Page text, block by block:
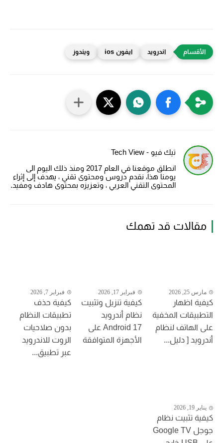
اندرويد ايفون ios ويندوز
تيك فيو - Tech View
انطلق موقعنا في العام 2017 ومنذ ذلك اليوم الى
يومنا هذا، نقدم دروس ومحتوى تقني ، يهدف إلى إثراء
المحتوى التقني العربي ، وتعزيزه بمحتوى هادف ومفيد.
مقالات قد تهمك
مارس 25, 2026
كيفية اظهار
التطبيقات المخفية
على الهاتف لنظام
أندرويد [ دليل...
فبراير 17, 2026
كيفية تنزيل وتثبيت
نظام أندرويد
Android 17 على
الأجهزة المتوافقة
فبراير 7, 2026
كيفية حذف
تطبيقات النظام
بدون صلاحيات
الروت للاندرويد
عبر تطبيق...
يناير 19, 2026
كيفية تثبيت نظام
جوجل Google TV